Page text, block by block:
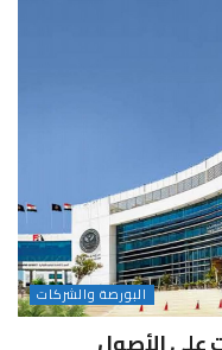
البورصة والشركات